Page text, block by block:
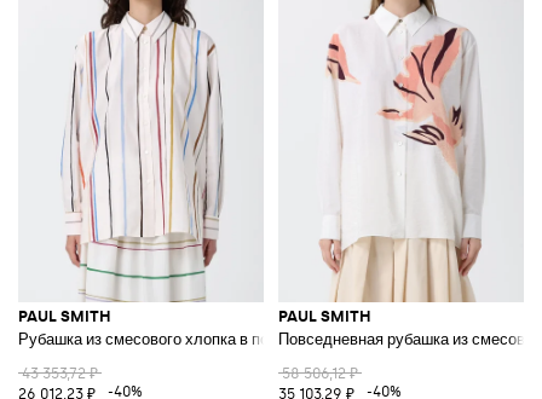
PAUL SMITH
Рубашка из смесового хлопка в полоску
43 353,72 ₽
26 012,23 ₽
-40%
PAUL SMITH
Повседневная рубашка из
58 506,12 ₽
35 103,29 ₽
-40%